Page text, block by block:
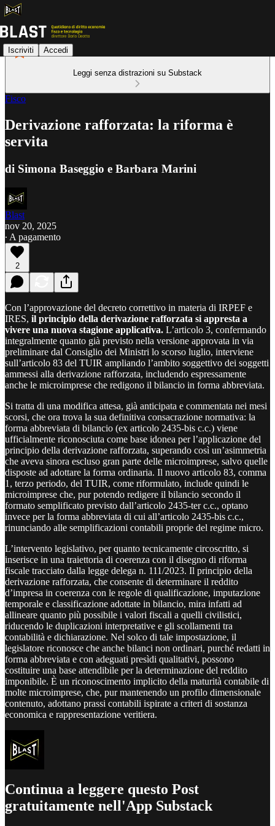
Iscriviti Accedi
Leggi senza distrazioni su Substack
Fisco
Derivazione rafforzata: la riforma è
servita
di Simona Baseggio e Barbara Marini
Blast
nov 20, 2025
∙ A pagamento
2
Con l’approvazione del decreto correttivo in materia di IRPEF e
IRES, il principio della derivazione rafforzata si appresta a
vivere una nuova stagione applicativa. L’articolo 3, confermando
integralmente quanto già previsto nella versione approvata in via
preliminare dal Consiglio dei Ministri lo scorso luglio, interviene
sull’articolo 83 del TUIR ampliando l’ambito soggettivo dei soggetti
ammessi alla derivazione rafforzata, includendo espressamente
anche le microimprese che redigono il bilancio in forma abbreviata.
Si tratta di una modifica attesa, già anticipata e commentata nei mesi
scorsi, che ora trova la sua definitiva consacrazione normativa: la
forma abbreviata di bilancio (ex articolo 2435-bis c.c.) viene
ufficialmente riconosciuta come base idonea per l’applicazione del
principio della derivazione rafforzata, superando così un’asimmetria
che aveva sinora escluso gran parte delle microimprese, salvo quelle
disposte ad adottare la forma ordinaria. Il nuovo articolo 83, comma
1, terzo periodo, del TUIR, come riformulato, include quindi le
microimprese che, pur potendo redigere il bilancio secondo il
formato semplificato previsto dall’articolo 2435-ter c.c., optano
invece per la forma abbreviata di cui all’articolo 2435-bis c.c.,
rinunciando alle semplificazioni contabili proprie del regime micro.
L’intervento legislativo, per quanto tecnicamente circoscritto, si
inserisce in una traiettoria di coerenza con il disegno di riforma
fiscale tracciato dalla legge delega n. 111/2023. Il principio della
derivazione rafforzata, che consente di determinare il reddito
d’impresa in coerenza con le regole di qualificazione, imputazione
temporale e classificazione adottate in bilancio, mira infatti ad
allineare quanto più possibile i valori fiscali a quelli civilistici,
riducendo le duplicazioni interpretative e gli scollamenti tra
contabilità e dichiarazione. Nel solco di tale impostazione, il
legislatore riconosce che anche bilanci non ordinari, purché redatti in
forma abbreviata e con adeguati presìdi qualitativi, possono
costituire una base attendibile per la determinazione del reddito
imponibile. È un riconoscimento implicito della maturità contabile di
molte microimprese, che, pur mantenendo un profilo dimensionale
contenuto, adottano prassi contabili ispirate a criteri di sostanza
economica e rappresentazione veritiera.
Continua a leggere questo Post
gratuitamente nell'App Substack